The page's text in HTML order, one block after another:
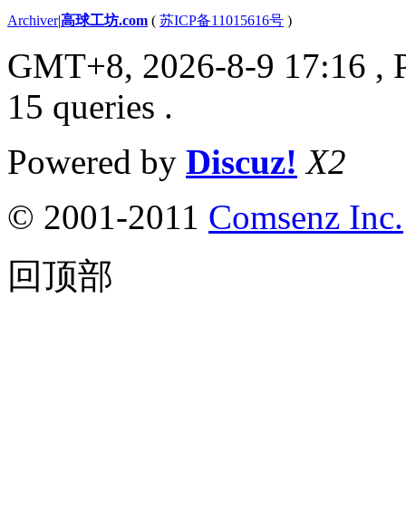
Archiver|高球工坊.com ( 苏ICP备11015616号 )
GMT+8, 2026-8-9 17:16 ,
15 queries .
Powered by Discuz! X2
© 2001-2011 Comsenz Inc.
回顶部